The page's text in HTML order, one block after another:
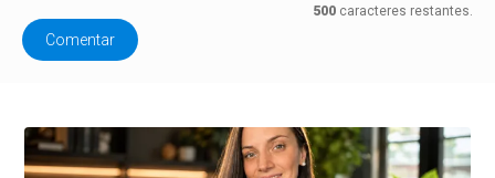
500caracteres restantes.
Comentar